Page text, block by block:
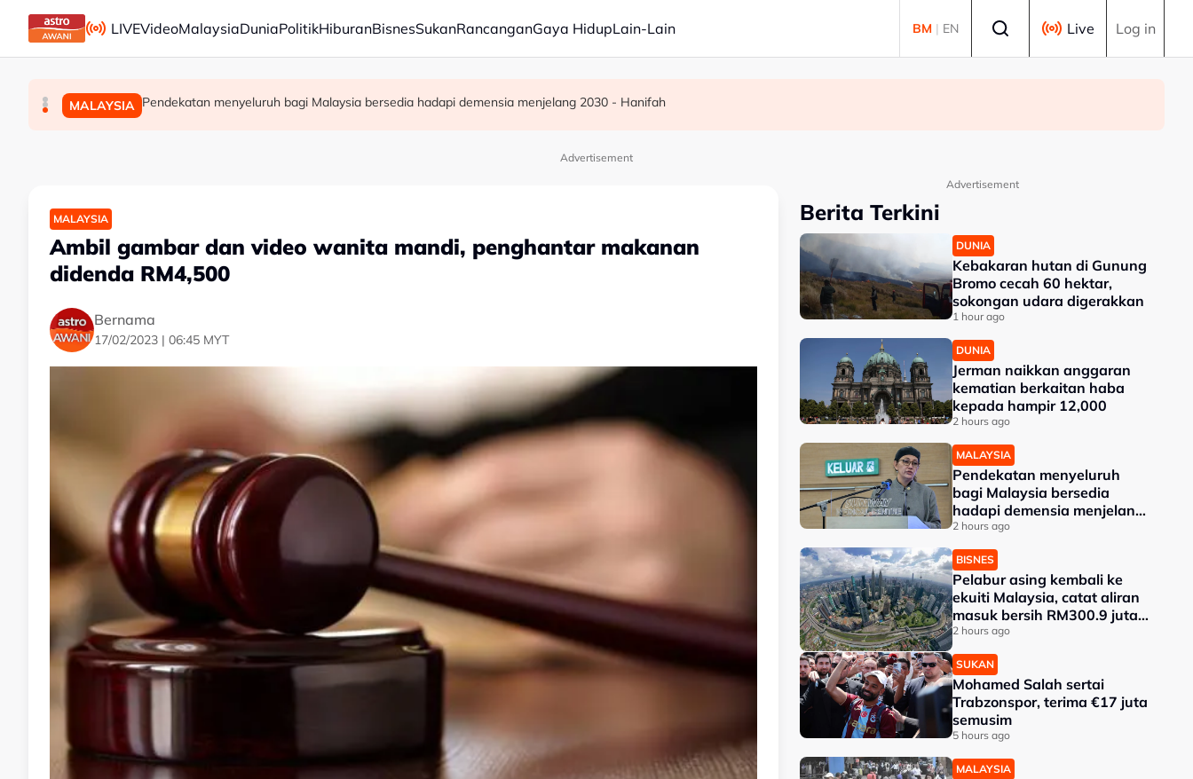
Skip to main content
LIVEVideoMalaysiaDuniaPolitikHiburanBisnesSukanRancanganGaya HidupLain-Lain BM | EN Live Log in
DUNIA Kebakaran hutan di Gunung Bromo cecah 60 hektar, sokongan udara digerakkan
DUNIA Jerman naikkan anggaran kematian berkaitan haba kepada hampir 12,000
MALAYSIA Pendekatan menyeluruh bagi Malaysia bersedia hadapi demensia menjelang 2030 - Hanifah
Advertisement
MALAYSIA
Ambil gambar dan video wanita mandi, penghantar makanan
didenda RM4,500
Bernama
17/02/2023 | 06:45 MYT
Advertisement
Berita Terkini
DUNIA
Kebakaran hutan di Gunung
Bromo cecah 60 hektar,
sokongan udara digerakkan
1 hour ago
DUNIA
Jerman naikkan anggaran
kematian berkaitan haba
kepada hampir 12,000
2 hours ago
MALAYSIA
Pendekatan menyeluruh
bagi Malaysia bersedia
hadapi demensia menjelang
2030 - Hanifah
2 hours ago
BISNES
Pelabur asing kembali ke
ekuiti Malaysia, catat aliran
masuk bersih RM300.9 juta
pada Julai
2 hours ago
SUKAN
Mohamed Salah sertai
Trabzonspor, terima €17 juta
semusim
5 hours ago
MALAYSIA